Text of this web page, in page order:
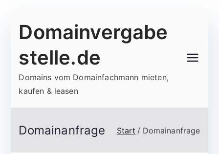
Inhalt
Domainvergabe
stelle.de
Domains vom Domainfachmann mieten,
kaufen & leasen
Domainanfrage Start Domainanfrage